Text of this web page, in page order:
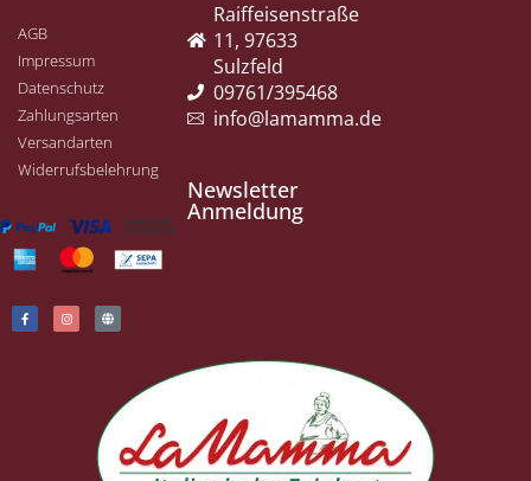
Raiffeisenstraße
11, 97633
Sulzfeld
09761/395468
info@lamamma.de
Newsletter
Anmeldung
AGB
Impressum
Datenschutz
Zahlungsarten
Versandarten
Widerrufsbelehrung